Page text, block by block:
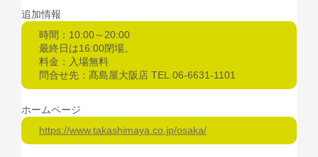
追加情報
時間：10:00～20:00
最終日は16:00閉場。
料金：入場無料
問合せ先：髙島屋大阪店 TEL.06-6631-1101
ホームページ
https://www.takashimaya.co.jp/osaka/